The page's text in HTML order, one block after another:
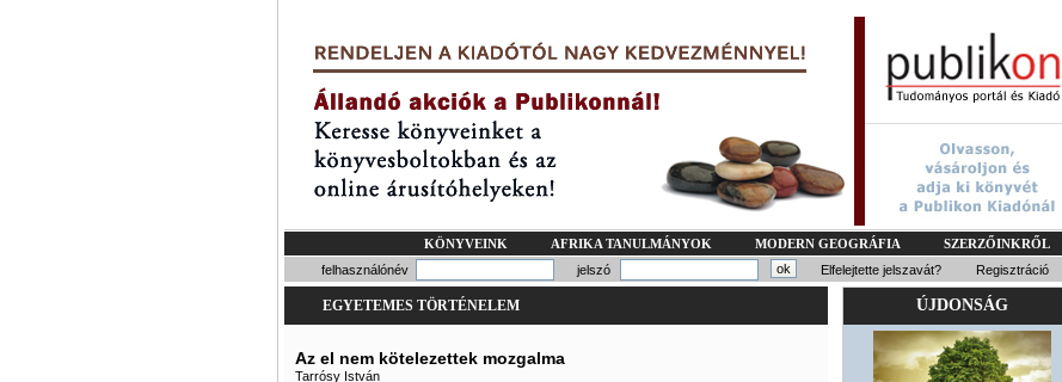
KÖNYVEINK AFRIKA TANULMÁNYOK MODERN GEOGRÁFIA SZERZŐINKRŐL
felhasználónév
jelszó Elfelejtette jelszavát? Regisztráció
EGYETEMES TÖRTÉNELEM
Az el nem kötelezettek mozgalma
Tarrósy István
ÚJDONSÁG